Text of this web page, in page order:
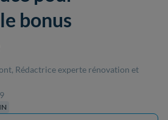
bonus
Rédactrice experte rénovation et